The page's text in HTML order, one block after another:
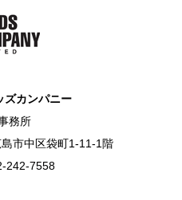
ズカンパニー
務所
市中区袋町1-11-1階
242-7558